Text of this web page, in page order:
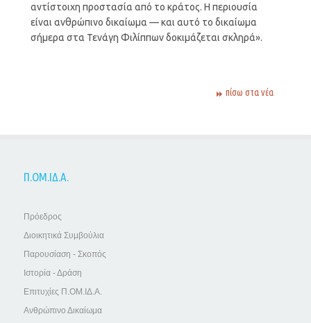
αντίστοιχη προστασία από το κράτος. Η περιουσία
είναι ανθρώπινο δικαίωμα — και αυτό το δικαίωμα
σήμερα στα Τενάγη Φιλίππων δοκιμάζεται σκληρά».
πίσω στα νέα
Π.ΟΜ.ΙΔ.Α.
Πρόεδρος
Διοικητικά Συμβούλια
Παρουσίαση - Σκοπός
Ιστορία - Δράση
Επιτυχίες Π.ΟΜ.ΙΔ.Α.
Ανθρώπινο Δικαίωμα